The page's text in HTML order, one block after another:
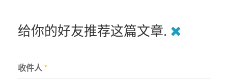
给你的好友推荐这篇文章.
收件人*